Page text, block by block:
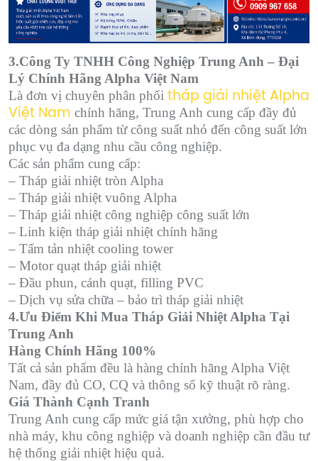
3.Công Ty TNHH Công Nghiệp Trung Anh – Đại
Lý Chính Hãng Alpha Việt Nam
Là đơn vị chuyên phân phối tháp giải nhiệt Alpha
Việt Nam chính hãng, Trung Anh cung cấp đầy đủ
các dòng sản phẩm từ công suất nhỏ đến công suất lớn
phục vụ đa dạng nhu cầu công nghiệp.
Các sản phẩm cung cấp:
– Tháp giải nhiệt tròn Alpha
– Tháp giải nhiệt vuông Alpha
– Tháp giải nhiệt công nghiệp công suất lớn
– Linh kiện tháp giải nhiệt chính hãng
– Tấm tản nhiệt cooling tower
– Motor quạt tháp giải nhiệt
– Đầu phun, cánh quạt, filling PVC
– Dịch vụ sửa chữa – bảo trì tháp giải nhiệt
4.Ưu Điểm Khi Mua Tháp Giải Nhiệt Alpha Tại
Trung Anh
Hàng Chính Hãng 100%
Tất cả sản phẩm đều là hàng chính hãng Alpha Việt
Nam, đầy đủ CO, CQ và thông số kỹ thuật rõ ràng.
Giá Thành Cạnh Tranh
Trung Anh cung cấp mức giá tận xưởng, phù hợp cho
nhà máy, khu công nghiệp và doanh nghiệp cần đầu tư
hệ thống giải nhiệt hiệu quả.